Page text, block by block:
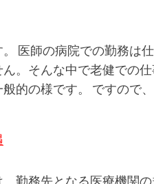
医師の病院での勤務は
。そんな中で老健での
的の様です。 ですので
勤務先となる医療機関